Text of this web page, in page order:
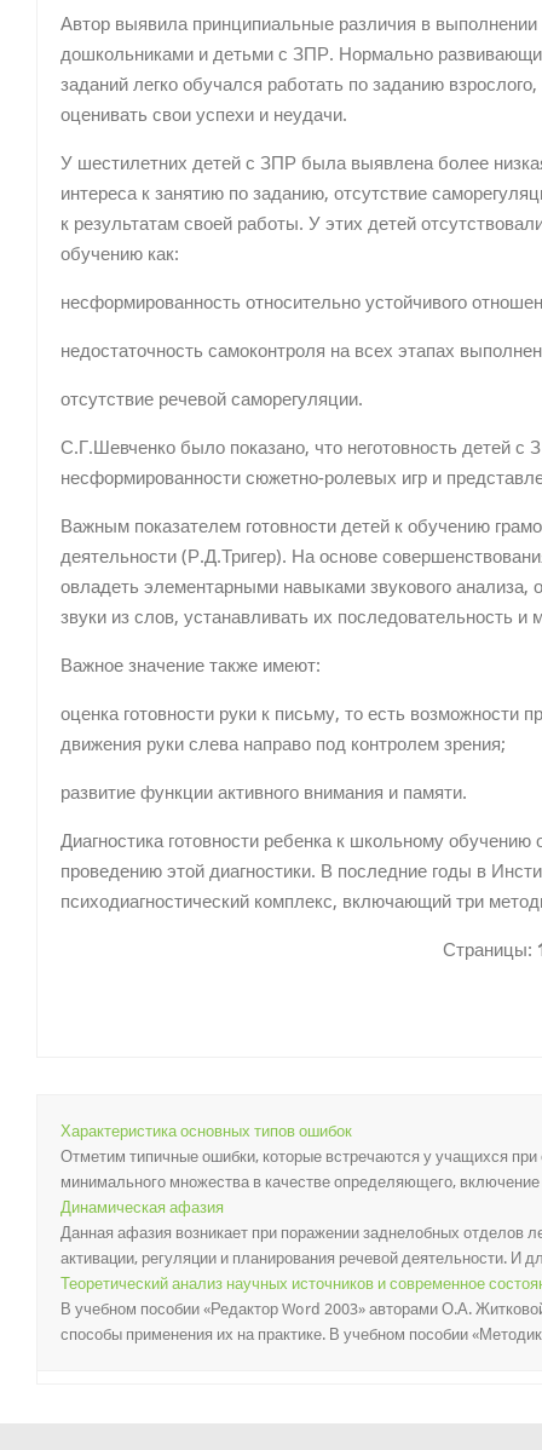
Автор выявила принципиальные различия в
дошкольниками и детьми с ЗПР. Нормально
заданий легко обучался работать по заданию
оценивать свои успехи и неудачи.
У шестилетних детей с ЗПР была выявлена более
интереса к занятию по заданию, отсутствие
к результатам своей работы. У этих детей
обучению как:
несформированность относительно устойчивого
недостаточность самоконтроля на всех этапах
отсутствие речевой саморегуляции.
С.Г.Шевченко было показано, что неготовность детей
несформированности сюжетно-ролевых игр и
Важным показателем готовности детей к обучению
деятельности (Р.Д.Тригер). На основе
овладеть элементарными навыками звукового
звуки из слов, устанавливать их последовательность и
Важное значение также имеют:
оценка готовности руки к письму, то есть возможности
движения руки слева направо под контролем зрения;
развитие функции активного внимания и памяти.
Диагностика готовности ребенка к школьному
проведению этой диагностики. В последние годы в
психодиагностический комплекс, включающий три
Страницы:
Характеристика основных типов ошибок
Отметим типичные ошибки, которые встречаются у учащихся при
минимального множества в качестве определяющего, включение
Динамическая афазия
Данная афазия возникает при поражении заднелобных отделов
активации, регуляции и планирования речевой деятельности. И
Теоретический анализ научных источников и современное
В учебном пособии «Редактор Word 2003» авторами О.А.
способы применения их на практике. В учебном пособии